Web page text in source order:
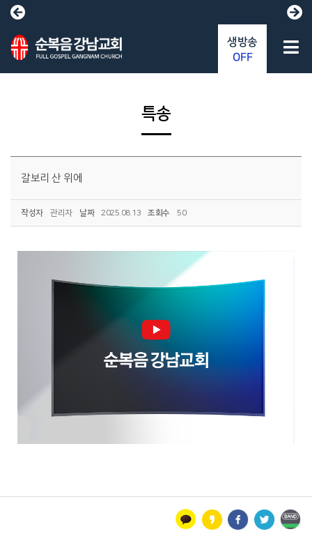
특송
갈보리 산 위에
작성자 관리자 날짜 2025.08.13 조회수 50
생방송
OFF